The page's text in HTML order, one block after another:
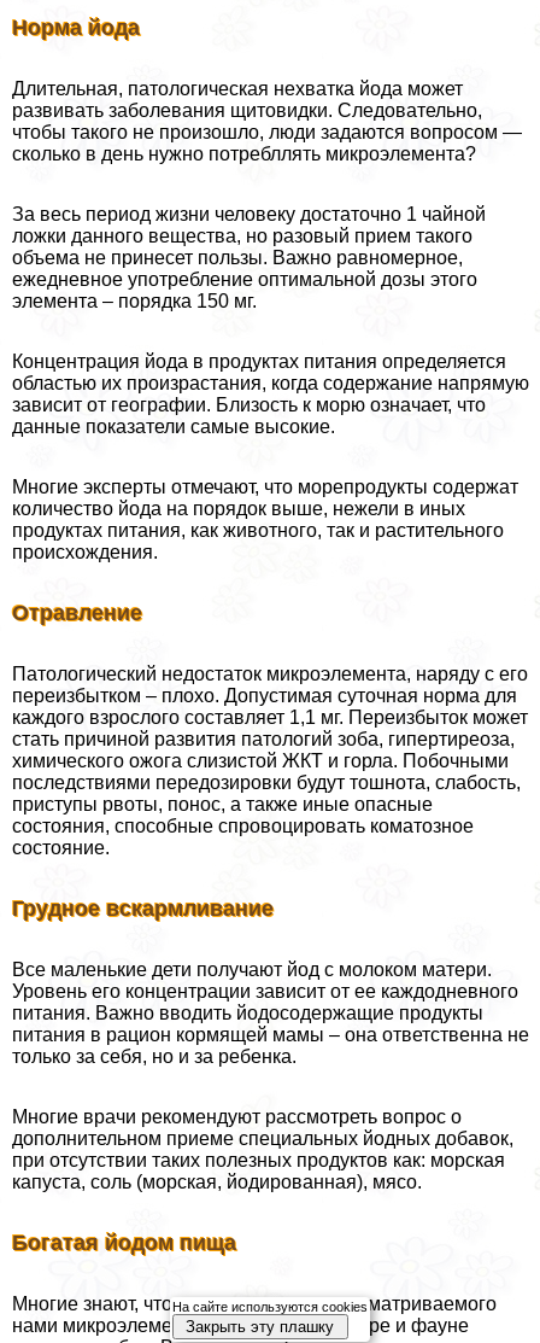
Норма йода
Длительная, патологическая нехватка йода может
развивать заболевания щитовидки. Следовательно,
чтобы такого не произошло, люди задаются вопросом —
сколько в день нужно потрeбллять микроэлемента?
За весь период жизни человеку достаточно 1 чайной
ложки данного вещества, но разовый прием такого
объема не принесет пользы. Важно равномерное,
ежедневное употрeбление оптимальной дозы этого
элемента – порядка 150 мг.
Концентрация йода в продуктах питания определяется
областью их произрастания, когда содержание напрямую
зависит от географии. Близость к морю означает, что
данные показатели самые высокие.
Многие эксперты отмечают, что морепродукты содержат
количество йода на порядок выше, нежели в иных
продуктах питания, как животного, так и растительного
происхождения.
Отравление
Патологический недостаток микроэлемента, наряду с его
переизбытком – плохо. Допустимая суточная норма для
каждого взрослого составляет 1,1 мг. Переизбыток может
стать причиной развития патологий зоба, гипертиреоза,
химического ожога слизистой ЖКТ и горла. Побочными
последствиями передозировки будут тошнота, слабость,
приступы рвоты, понос, а также иные опасные
состояния, способные спровоцировать коматозное
состояние.
Грудное вскармливание
Все маленькие дети получают йод с молоком матери.
Уровень его концентрации зависит от ее каждодневного
питания. Важно вводить йодосодержащие продукты
питания в рацион кормящей мамы – она ответственна не
только за себя, но и за ребенка.
Многие врачи рекомендуют рассмотреть вопрос о
дополнительном приеме специальных йодных добавок,
при отсутствии таких полезных продуктов как: морская
капуста, соль (морская, йодированная), мясо.
Богатая йодом пища
Многие знают, что «львиная доля» рассматриваемого
нами микроэлемента находится во флоре и фауне
На сайте используются cookies
Закрыть эту плашку